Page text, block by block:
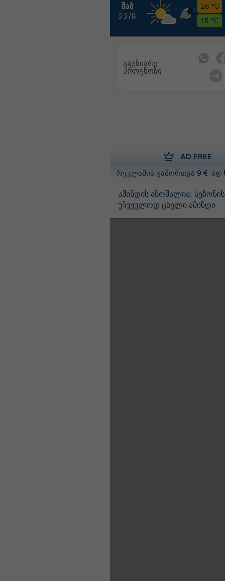
ᲨᲐᲑ
22/8
26 °C
15 °C
გაუზიარე
პროგნოზი
AD FREE
რეკლამის გამორთვა 9 €-ად
ამინდის ანომალია:
უჩვეულოდ ცხელი ამინდი